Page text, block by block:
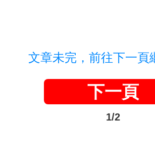
文章未完，前往下一頁
下一頁
1/2